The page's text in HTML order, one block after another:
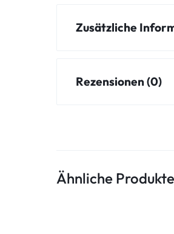
Zusätzliche
Rezensionen (0)
Ähnliche Produkte